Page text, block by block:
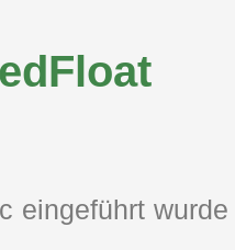
eingeführt